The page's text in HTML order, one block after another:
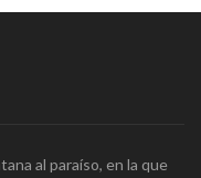
al paraíso, en la que